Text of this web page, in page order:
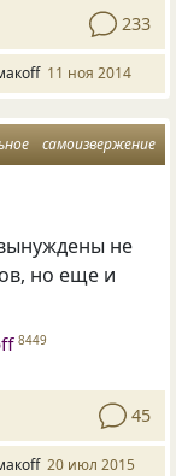
233
11 ноя 2014
самоизвержение
не
но еще и
8449
45
20 июл 2015